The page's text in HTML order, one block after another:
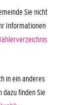
Sie nicht
Informationen
in ein anderes
finden Sie